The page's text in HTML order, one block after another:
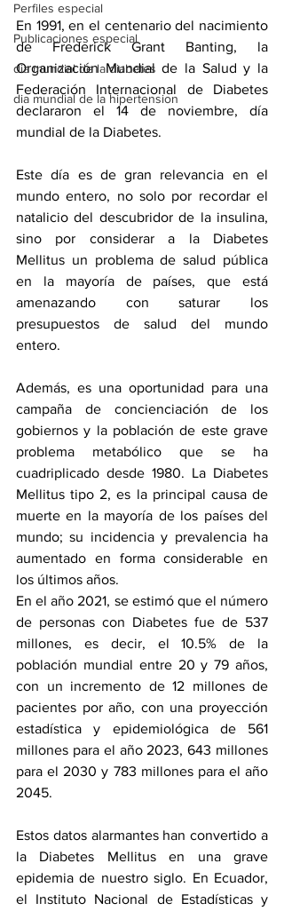
Perfiles especial
Publicaciones especial
dia mundial de la diabetes
dia mundial de la hipertension
En 1991, en el centenario del nacimiento
de Frederick Grant Banting, la
Organización Mundial de la Salud y la
Federación Internacional de Diabetes
declararon el 14 de noviembre, día
mundial de la Diabetes.
Este día es de gran relevancia en el
mundo entero, no solo por recordar el
natalicio del descubridor de la insulina,
sino por considerar a la Diabetes
Mellitus un problema de salud pública
en la mayoría de países, que está
amenazando con saturar los
presupuestos de salud del mundo
entero.
Además, es una oportunidad para una
campaña de concienciación de los
gobiernos y la población de este grave
problema metabólico que se ha
cuadriplicado desde 1980. La Diabetes
Mellitus tipo 2, es la principal causa de
muerte en la mayoría de los países del
mundo; su incidencia y prevalencia ha
aumentado en forma considerable en
los últimos años.
En el año 2021, se estimó que el número
de personas con Diabetes fue de 537
millones, es decir, el 10.5% de la
población mundial entre 20 y 79 años,
con un incremento de 12 millones de
pacientes por año, con una proyección
estadística y epidemiológica de 561
millones para el año 2023, 643 millones
para el 2030 y 783 millones para el año
2045.
Estos datos alarmantes han convertido a
la Diabetes Mellitus en una grave
epidemia de nuestro siglo. En Ecuador,
el Instituto Nacional de Estadísticas y